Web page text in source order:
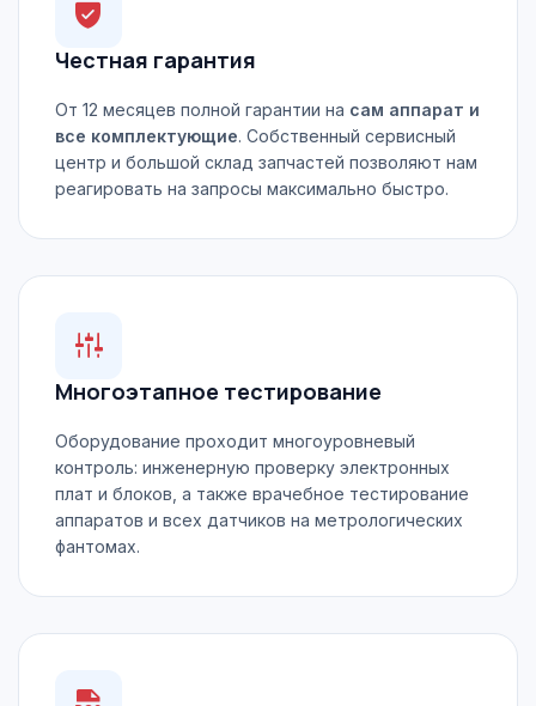
Честная гарантия
От 12 месяцев полной гарантии на сам аппарат и
все комплектующие. Собственный сервисный
центр и большой склад запчастей позволяют нам
реагировать на запросы максимально быстро.
Многоэтапное тестирование
Оборудование проходит многоуровневый
контроль: инженерную проверку электронных
плат и блоков, а также врачебное тестирование
аппаратов и всех датчиков на метрологических
фантомах.